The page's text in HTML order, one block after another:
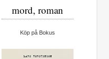
mord, roman
Köp på Bokus